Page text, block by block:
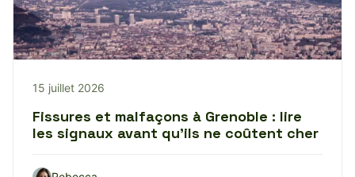
15 juillet 2026
Fissures et malfaçons à Grenoble : lire
les signaux avant qu’ils ne coûtent cher